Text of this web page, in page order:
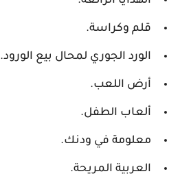
قلم وكراسة.
الورد الجوري لمحال بيع الورود.
أرض اللعب.
ألعاب الطفل.
معلومة في ودنك.
العربية المريحة.